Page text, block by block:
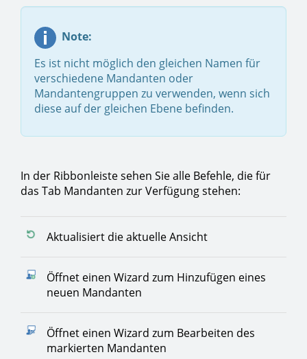
Note:
Es ist nicht möglich den gleichen Namen für
verschiedene Mandanten oder
Mandantengruppen zu verwenden, wenn sich
diese auf der gleichen Ebene befinden.
In der Ribbonleiste sehen Sie alle Befehle, die für
das Tab Mandanten zur Verfügung stehen:
Aktualisiert die aktuelle Ansicht
Öffnet einen Wizard zum Hinzufügen eines
neuen Mandanten
Öffnet einen Wizard zum Bearbeiten des
markierten Mandanten